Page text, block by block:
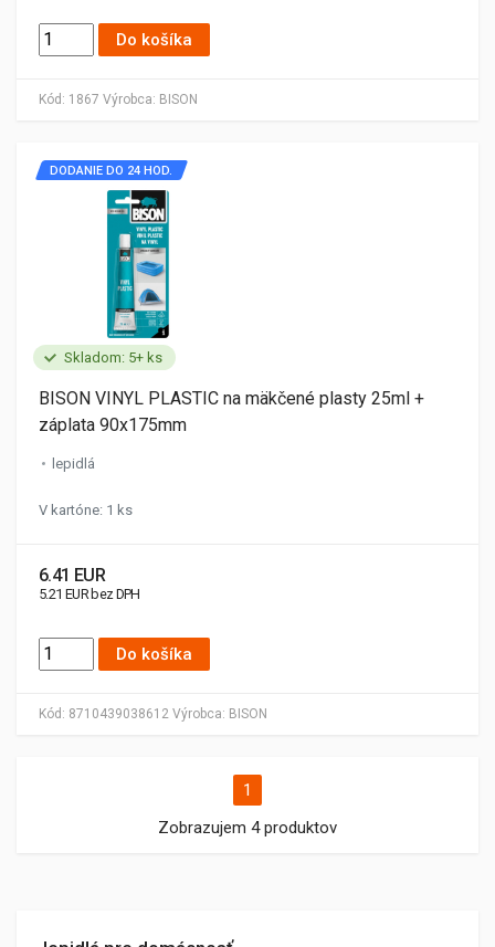
Kód: 1867 Výrobca: BISON
Do košíka
Skladom: 5+ ks
Kód: 8710439038612 Výrobca: BISON
DODANIE DO 24 HOD.
BISON VINYL PLASTIC na mäkčené plasty 25ml +
záplata 90x175mm
lepidlá
V kartóne: 1 ks
6.41 EUR
5.21 EUR bez DPH
Do košíka
1
Zobrazujem 4 produktov